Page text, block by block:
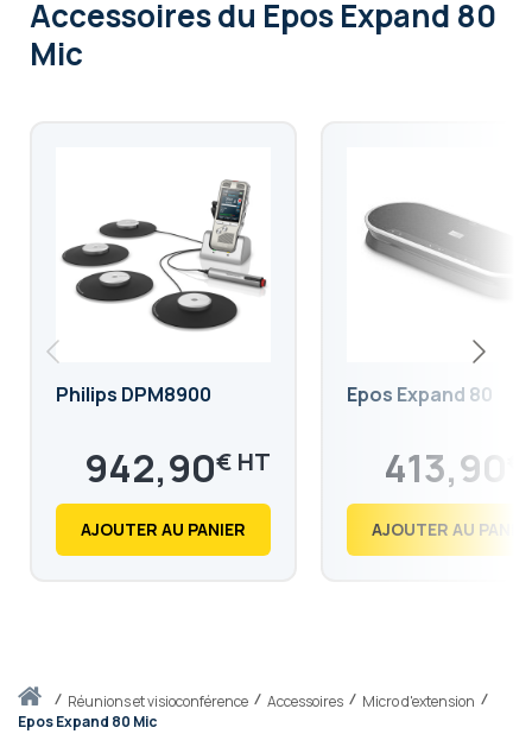
Accueilréunions et visioconférence Accessoires
Micro d'extension
Epos Expand 80 Mic
Accessoiresdu Epos Expand 80
Mic
Philips DPM8900
942,90€
1 131,48
AJOUTER AU PANIER
Epos Expand 80
413,90
496,68
AJOUTER AU